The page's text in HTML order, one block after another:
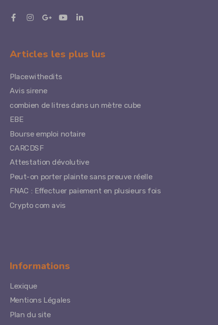
Articles les plus lus
Placewithedits
Avis sirene
combien de litres dans un mètre cube
EBE
Bourse emploi notaire
CARCDSF
Attestation dévolutive
Peut-on porter plainte sans preuve réelle
FNAC : Effectuer paiement en plusieurs fois
Crypto com avis
Informations
Lexique
Mentions Légales
Plan du site